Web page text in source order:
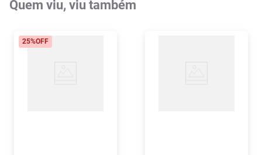
Quem viu, viu também
25%OFF